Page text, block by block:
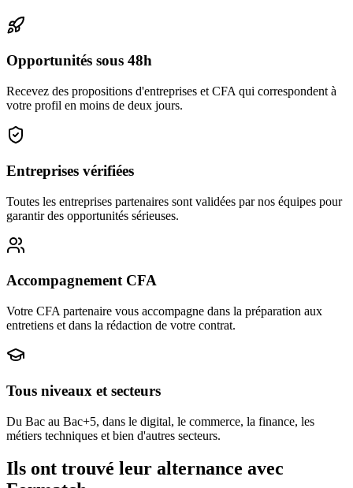
Opportunités sous 48h
Recevez des propositions d'entreprises et CFA qui correspondent à
votre profil en moins de deux jours.
Entreprises vérifiées
Toutes les entreprises partenaires sont validées par nos équipes pour
garantir des opportunités sérieuses.
Accompagnement CFA
Votre CFA partenaire vous accompagne dans la préparation aux
entretiens et dans la rédaction de votre contrat.
Tous niveaux et secteurs
Du Bac au Bac+5, dans le digital, le commerce, la finance, les
métiers techniques et bien d'autres secteurs.
Ils ont trouvé leur alternance avec